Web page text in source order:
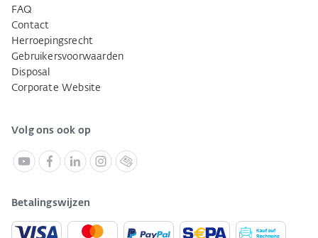
FAQ
Contact
Herroepingsrecht
Gebruikersvoorwaarden
Disposal
Corporate Website
Volg ons ook op
Betalingswijzen